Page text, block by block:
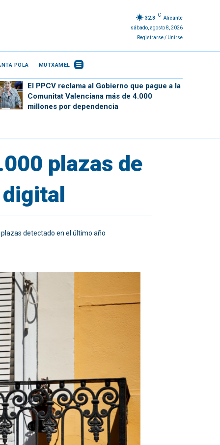
32.8
C
Alicante
sábado, agosto 8, 2026
Registrarse / Unirse
POLA MUTXAMEL
El PPCV reclama al Gobierno que pague a la
Comunitat Valenciana más de 4.000
millones por dependencia
plazas de
detectado en el último año